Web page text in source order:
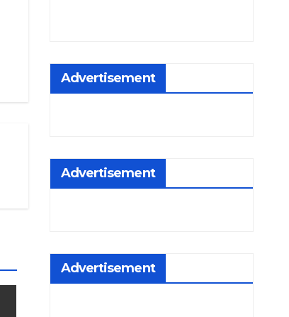
Advertisement
Advertisement
Advertisement